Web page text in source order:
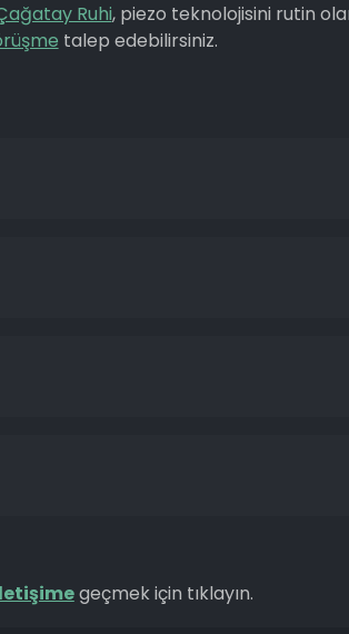
Ruhi, piezo teknolojisini rutin
talep edebilirsiniz.
geçmek için tıklayın.